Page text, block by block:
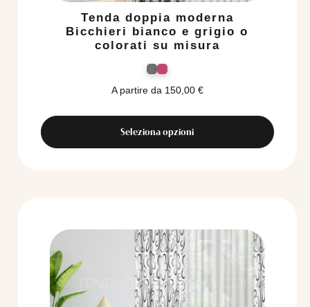
Tenda doppia moderna
Bicchieri bianco e grigio o
colorati su misura
A partire da 150,00 €
Seleziona opzioni